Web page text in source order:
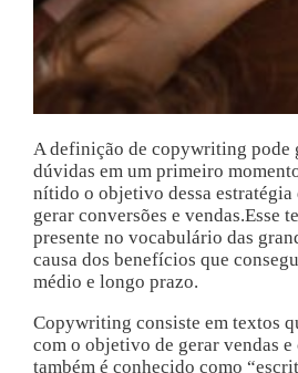
A definição de copywriting pode
dúvidas em um primeiro
nítido o objetivo dessa estratégia
gerar conversões e vendas.Esse
presente no vocabulário das
causa dos benefícios que
médio e longo prazo.
Copywriting consiste em textos
com o objetivo de gerar vendas e
também é conhecido como